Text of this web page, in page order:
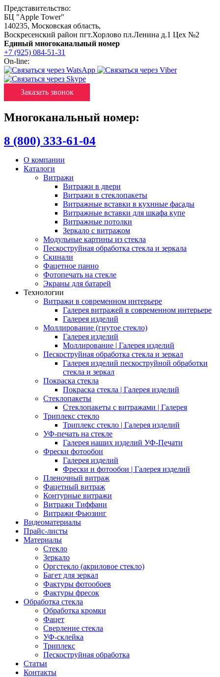
Представительство:
БЦ "Apple Tower"
140235, Московская область,
Воскресенский район пгт.Хорлово пл.Ленина д.1 Цех №2
Единый многоканальный номер
+7 (925) 084-51-31
On-line:
Заказать звонок
Многоканальный номер:
8 (800) 333-61-04
О компании
Каталоги
Витражи
Витражи в двери
Витражи в стеклопакеты
Витражные вставки в кухнные фасады
Витражные вставки для шкафа купе
Витражные потолки
Зеркало с витражом
Модульные картины из стекла
Пескоструйная обработка стекла и зеркала
Скинали
Фацетное панно
Фотопечать на стекле
Экраны для батарей
Технологии
Витражи в современном интерьере
Галерея витражей в современном интерьере
Галерея изделий
Моллирование (гнутое стекло)
Галерея изделий
Моллирование | Галерея изделий
Пескоструйная обработка стекла и зеркал
Галерея изделий пескоструйной обработки
стекла и зеркал
Покраска стекла
Покраска стекла | Галерея изделий
Стеклопакеты
Стеклопакеты с витражами | Галерея
Триплекс стекло
Триплекс стекло | Галерея изделий
УФ-печать на стекле
Галерея наших изделий УФ-Печати
Фрески фотообои
Галерея изделий
Фрески и фотообои | Галерея изделий
Пленочный витраж
Фацетный витраж
Контурные витражи
Витражи Тиффани
Витражи Фьюзинг
Видеоматериалы
Прайс-листы
Материалы
Стекло
Зеркало
Оргстекло (акриловое стекло)
Багет для зеркал
Фактуры фотообоев
Фактуры фресок
Обработка стекла
Обработка кромки
Фацет
Сверление стекла
УФ-склейка
Триплекс
Пескоструйная обработка
Статьи
Контакты